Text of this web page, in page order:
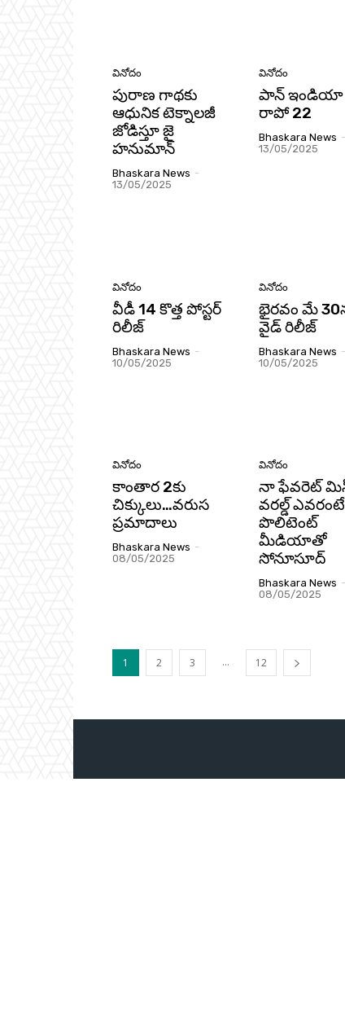
వినోదం
పురాణ గాథకు
ఆధునిక టెక్నాలజీ
జోడిస్తూ జై
హనుమాన్‌
Bhaskara News -
13/05/2025
వినోదం
పాన్ ఇండియా
రాపో 22
Bhaskara News -
13/05/2025
వినోదం
వీడీ 14 కొత్త పోస్టర్
రిలీజ్
Bhaskara News -
10/05/2025
వినోదం
భైరవం మే
వైడ్ రిలీజ్
Bhaskara News -
10/05/2025
వినోదం
కాంతార 2కు
చిక్కులు…వరుస
ప్రమాదాలు
Bhaskara News -
08/05/2025
వినోదం
నా ఫేవరెట్‌
వరల్డ్‌
పొలిటెంట్‌
మీడియాతో
సోనూసూద్‌
Bhaskara News -
08/05/2025
1 2 3 ... 12